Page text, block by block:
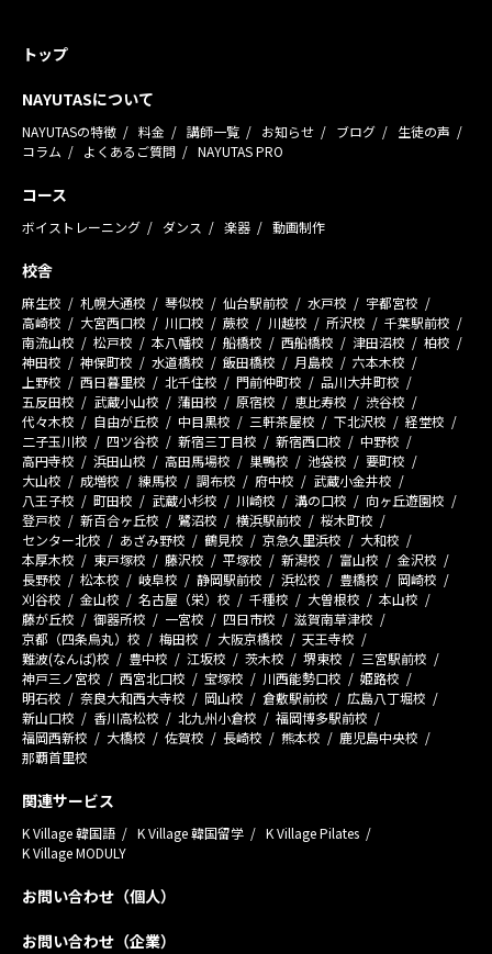
トップ
NAYUTASについて
NAYUTASの特徴 料金 講師一覧 お知らせ ブログ
生徒の声
コラム
よくあるご質問 NAYUTAS PRO
コース
ボイストレーニング ダンス 楽器 動画制作
校舎
麻生校 札幌大通校 琴似校 仙台駅前校 水戸校
宇都宮校
高崎校
大宮西口校 川口校 蕨校 川越校 所沢校
千葉駅前校
南流山校
松戸校 本八幡校 船橋校 西船橋校 津田沼校
柏校
神田校
神保町校 水道橋校 飯田橋校 月島校
六本木校
上野校
西日暮里校 北千住校 門前仲町校
品川大井町校
五反田校
武蔵小山校 蒲田校 原宿校 恵比寿校
渋谷校
代々木校
自由が丘校 中目黒校 三軒茶屋校 下北沢校
経堂校
二子玉川校
四ツ谷校 新宿三丁目校 新宿西口校
中野校
高円寺校
浜田山校 高田馬場校 巣鴨校 池袋校
要町校
大山校
成増校 練馬校 調布校 府中校
武蔵小金井校
八王子校
町田校 武蔵小杉校 川崎校 溝の口校
向ヶ丘遊園校
登戸校
新百合ヶ丘校 鷺沼校 横浜駅前校
桜木町校
センター北校
あざみ野校 鶴見校 京急久里浜校
大和校
本厚木校
東戸塚校 藤沢校 平塚校 新潟校 富山校
金沢校
長野校
松本校 岐阜校 静岡駅前校 浜松校 豊橋校
岡崎校
刈谷校
金山校 名古屋（栄）校 千種校 大曽根校
本山校
藤が丘校
御器所校 一宮校 四日市校
滋賀南草津校
京都（四条烏丸）校
梅田校 大阪京橋校
天王寺校
難波(なんば)校
豊中校 江坂校 茨木校 堺東校
三宮駅前校
神戸三ノ宮校
西宮北口校 宝塚校 川西能勢口校
姫路校
明石校
奈良大和西大寺校 岡山校 倉敷駅前校
広島八丁堀校
新山口校
香川高松校 北九州小倉校
福岡博多駅前校
福岡西新校
大橋校 佐賀校 長崎校 熊本校
鹿児島中央校
那覇首里校
関連サービス
K Village 韓国語 K Village 韓国留学
K Village Pilates
K Village MODULY
お問い合わせ（個人）
お問い合わせ（企業）